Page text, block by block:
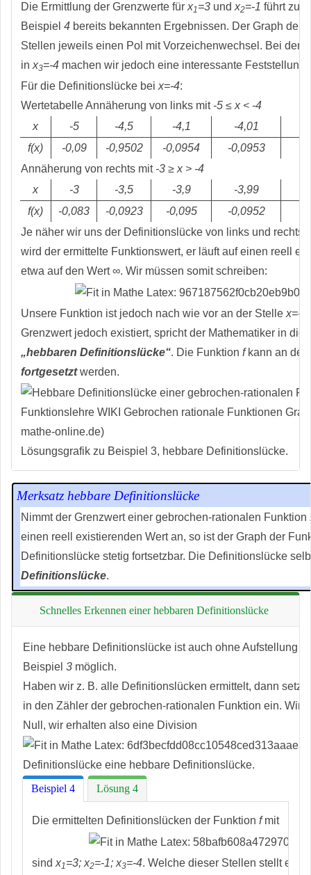
Die Ermittlung der Grenzwerte für x1=3 und x2=-1 führt zu
Beispiel 4 bereits bekannten Ergebnissen. Der Graph der
Stellen jeweils einen Pol mit Vorzeichenwechsel. Bei der
in x3=-4 machen wir jedoch eine interessante Feststellung.
Für die Definitionslücke bei x=-4:
Wertetabelle Annäherung von links mit -5 ≤ x < -4
x
-5 -4,5 -4,1 -4,01
f(x)
-0,09 -0,9502 -0,0954 -0,0953
Annäherung von rechts mit -3 ≥ x > -4
x
-3 -3,5 -3,9 -3,99
f(x)
-0,083 -0,0923 -0,095 -0,0952
Je näher wir uns der Definitionslücke von links und rechts
wird der ermittelte Funktionswert, er läuft auf einen reell
etwa auf den Wert ∞. Wir müssen somit schreiben:
Unsere Funktion ist jedoch nach wie vor an der Stelle x=-4
Grenzwert jedoch existiert, spricht der Mathematiker in
„hebbaren Definitionslücke“. Die Funktion fkann an der
fortgesetztwerden.
Lösungsgrafik zu Beispiel 3, hebbare Definitionslücke.
Merksatz hebbare Definitionslücke
Nimmt der Grenzwert einer gebrochen-rationalen Funktion
einen reell existierenden Wert an, so ist der Graph der
Definitionslücke stetig fortsetzbar. Die Definitionslücke
Definitionslücke.
Schnelles Erkennen einer hebbaren Definitionslücke
Eine hebbare Definitionslücke ist auch ohne Aufstellung
Beispiel 3 möglich.
Haben wir z. B. alle Definitionslücken ermittelt, dann
in den Zähler der gebrochen-rationalen Funktion ein.
Null, wir erhalten also eine Division
Definitionslücke eine hebbare Definitionslücke.
Beispiel 4 Lösung 4
Die ermittelten Definitionslücken der Funktion fmit
sind x1=3; x2=-1; x3=-4. Welche dieser Stellen stellt